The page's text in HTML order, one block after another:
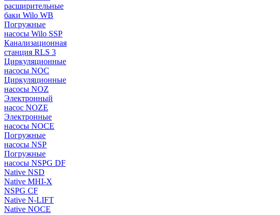
расширительные
баки Wilo WB
Погружные
насосы Wilo SSP
Канализационная
станция RLS 3
Циркуляционные
насосы NOC
Циркуляционные
насосы NOZ
Электронный
насос NOZE
Электронные
насосы NOCE
Погружные
насосы NSP
Погружные
насосы NSPG DF
Native NSD
Native MHI-X
NSPG CF
Native N-LIFT
Native NOCE